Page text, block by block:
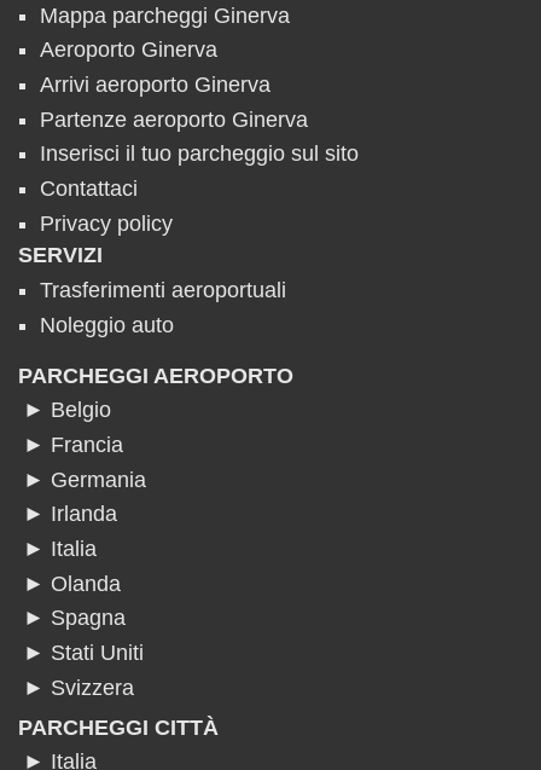
Mappa parcheggi Ginerva
Aeroporto Ginerva
Arrivi aeroporto Ginerva
Partenze aeroporto Ginerva
Inserisci il tuo parcheggio sul sito
Contattaci
Privacy policy
SERVIZI
Trasferimenti aeroportuali
Noleggio auto
PARCHEGGI AEROPORTO
► Belgio
► Francia
► Germania
► Irlanda
► Italia
► Olanda
► Spagna
► Stati Uniti
► Svizzera
PARCHEGGI CITTÀ
► Italia